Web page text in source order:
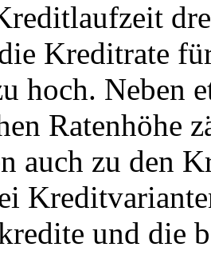
Kreditrate
hoch. Neben
Ratenhöhe
auch zu den
und die